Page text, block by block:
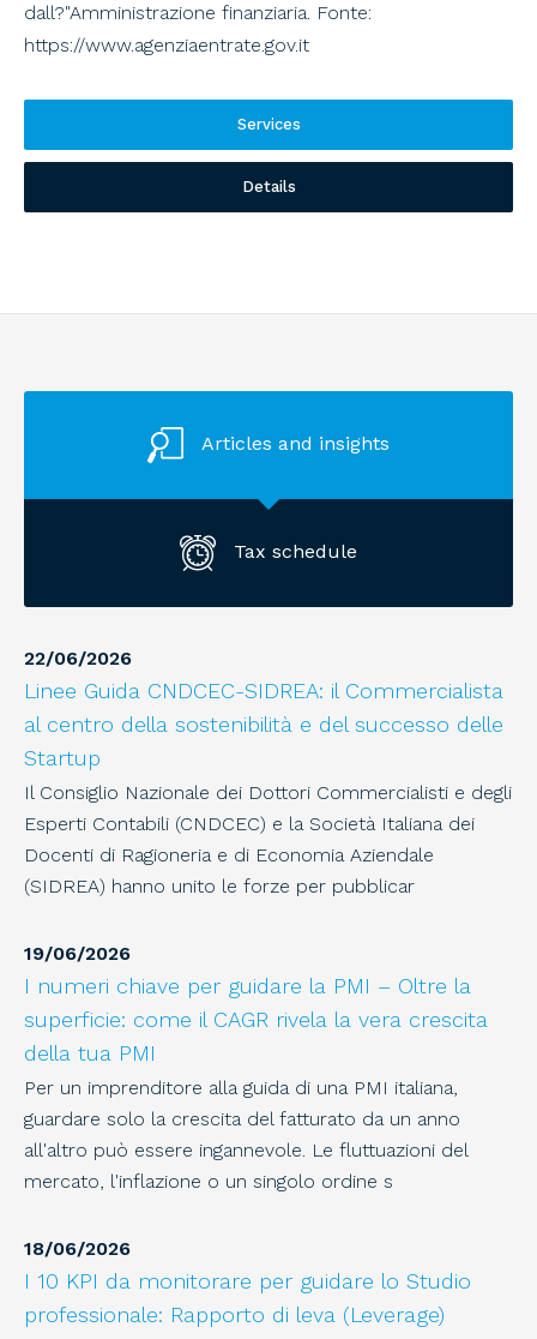
dall?"Amministrazione finanziaria. Fonte:
https://www.agenziaentrate.gov.it
Services
Details
Articles and insights
Tax schedule
22/06/2026
Linee Guida CNDCEC-SIDREA: il Commercialista
al centro della sostenibilità e del successo delle
Startup
Il Consiglio Nazionale dei Dottori Commercialisti e degli
Esperti Contabili (CNDCEC) e la Società Italiana dei
Docenti di Ragioneria e di Economia Aziendale
(SIDREA) hanno unito le forze per pubblicar
19/06/2026
I numeri chiave per guidare la PMI – Oltre la
superficie: come il CAGR rivela la vera crescita
della tua PMI
Per un imprenditore alla guida di una PMI italiana,
guardare solo la crescita del fatturato da un anno
all'altro può essere ingannevole. Le fluttuazioni del
mercato, l'inflazione o un singolo ordine s
18/06/2026
I 10 KPI da monitorare per guidare lo Studio
professionale: Rapporto di leva (Leverage)